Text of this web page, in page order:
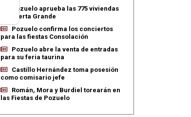
Pozuelo aprueba las 775 viviendas
de Huerta Grande
Pozuelo confirma los conciertos
para las fiestas Consolación
Pozuelo abre la venta de entradas
para su feria taurina
Castillo Hernández toma posesión
como comisario jefe
Román, Mora y Burdiel torearán en
las Fiestas de Pozuelo